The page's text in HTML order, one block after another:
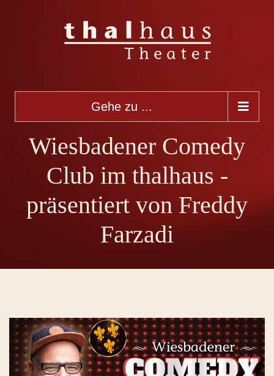
Gehe zu ...
Wiesbadener Comedy
Club im thalhaus -
präsentiert von Freddy
Farzadi